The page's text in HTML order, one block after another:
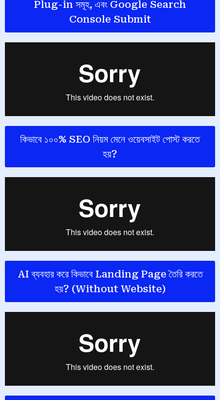
Plug-in সমূহ, এবং Google Search
Console Submit
কিভাবে ১০০% SEO নিয়ম মেনে ওয়েবসাইট পোস্ট করতে
হয়?
AI ব্যবহার করে কিভাবে Landing Page তৈরি করতে
হয়? (Without Website)